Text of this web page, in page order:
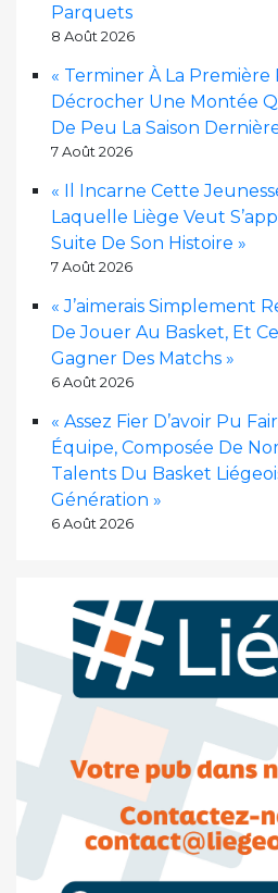
Parquets
8 Août 2026
« Terminer À La Première
Décrocher Une Montée
De Peu La Saison
7 Août 2026
« Il Incarne Cette
Laquelle Liège Veut
Suite De Son Histoire »
7 Août 2026
« J’aimerais Simplement
De Jouer Au Basket, Et
Gagner Des Matchs »
6 Août 2026
« Assez Fier D’avoir Pu
Équipe, Composée De
Talents Du Basket
Génération »
6 Août 2026